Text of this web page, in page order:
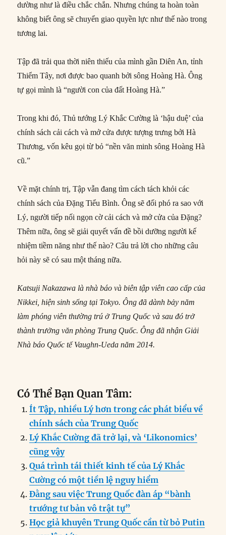
dường như là điều chắc chắn. Nhưng chúng ta hoàn toàn
không biết ông sẽ chuyển giao quyền lực như thế nào trong
tương lai.
Tập đã trải qua thời niên thiếu của mình gần Diên An, tỉnh
Thiểm Tây, nơi được bao quanh bởi sông Hoàng Hà. Ông
tự gọi mình là “người con của đất Hoàng Hà.”
Trong khi đó, Thủ tướng Lý Khắc Cường là ‘hậu duệ’ của
chính sách cải cách và mở cửa được tượng trưng bởi Hà
Thương, vốn kêu gọi từ bỏ “nền văn minh sông Hoàng Hà
cũ.”
Về mặt chính trị, Tập vẫn đang tìm cách tách khỏi các
chính sách của Đặng Tiểu Bình. Ông sẽ đối phó ra sao với
Lý, người tiếp nối ngọn cờ cải cách và mở cửa của Đặng?
Thêm nữa, ông sẽ giải quyết vấn đề bồi dưỡng người kế
nhiệm tiềm năng như thế nào? Câu trả lời cho những câu
hỏi này sẽ có sau một tháng nữa.
Katsuji Nakazawa là nhà báo và biên tập viên cao cấp của
Nikkei, hiện sinh sống tại Tokyo. Ông đã dành bảy năm
làm phóng viên thường trú ở Trung Quốc và sau đó trở
thành trưởng văn phòng Trung Quốc. Ông đã nhận Giải
Nhà báo Quốc tế Vaughn-Ueda năm 2014.
Có Thể Bạn Quan Tâm:
Ít Tập, nhiều Lý hơn trong các phát biểu về
chính sách của Trung Quốc
Lý Khắc Cường đã trở lại, và ‘Likonomics’
cũng vậy
Quá trình tái thiết kinh tế của Lý Khắc
Cường có một tiền lệ nguy hiểm
Đằng sau việc Trung Quốc đàn áp “bành
trướng tư bản vô trật tự”
Học giả khuyên Trung Quốc cần từ bỏ Putin